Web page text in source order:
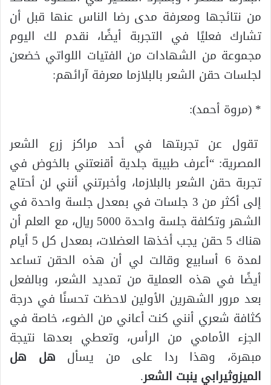
من نتائجها ومعرفة مدى رضا الناس عنها قبل أن
تشارك فعليًا في التجربة أيضًا، نقدم لك اليوم
مجموعة من الشهادات من الفتيات اللواتي خضعن
لجلسات حقن الشعر بالبلازما معرفة آرائهم:
* (مروة أحمد):
تقول عن تجربتها في أحد مراكز زرع الشعر
المصرية: “أعرف طبيبة جلدية أقنعتني بالخوض في
تجربة حقن الشعر بالبلازما، وأخبرتني أنني لن أحتاج
إلى أكثر من 3 جلسات في بمعدل جلسة واحدة في
الشهر وتكلفة جلسة واحدة 5000 ريال، مع العلم أن
هناك 5 حقن يجب أخذها العضلات، بمعدل كل 5 أيام
لمدة 6 أسابيع وقالت لي أن هذه الحقن تساعد
أيضًا في هذه العملية من تمديد الشعر، وبالفعل
بعد مرور الشهرين الأولين لاحظت تحسنًا في درجة
كثافة شعري أنني كنت أعاني من الضوء، خاصة في
الجزء الأمامي من الرأس، وتعطي بعدها نتيجة
مبهرة، وهذا ردا على من يسأل هل هل
الميزوثيرابي ينبت الشعر.